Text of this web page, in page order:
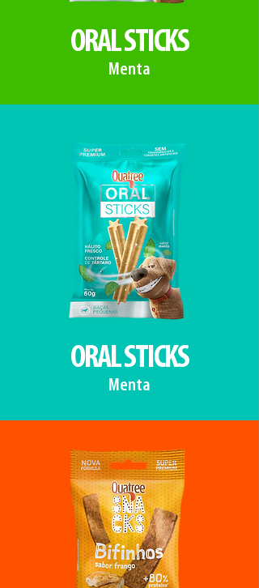
ORAL STICKS
Menta
ORAL STICKS
Menta